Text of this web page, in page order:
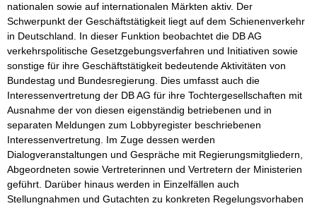
nationalen sowie auf internationalen Märkten aktiv. Der
Schwerpunkt der Geschäftstätigkeit liegt auf dem Schienenverkehr
in Deutschland. In dieser Funktion beobachtet die DB AG
verkehrspolitische Gesetzgebungsverfahren und Initiativen sowie
sonstige für ihre Geschäftstätigkeit bedeutende Aktivitäten von
Bundestag und Bundesregierung. Dies umfasst auch die
Interessenvertretung der DB AG für ihre Tochtergesellschaften mit
Ausnahme der von diesen eigenständig betriebenen und in
separaten Meldungen zum Lobbyregister beschriebenen
Interessenvertretung. Im Zuge dessen werden
Dialogveranstaltungen und Gespräche mit Regierungsmitgliedern,
Abgeordneten sowie Vertreterinnen und Vertretern der Ministerien
geführt. Darüber hinaus werden in Einzelfällen auch
Stellungnahmen und Gutachten zu konkreten Regelungsvorhaben